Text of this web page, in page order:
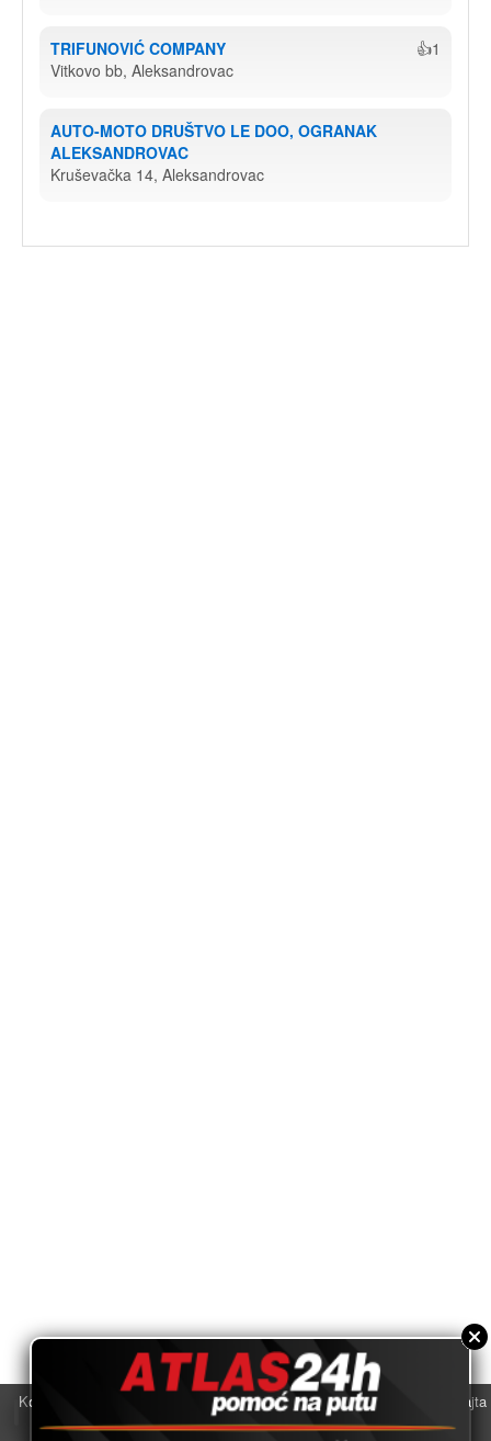
Koristimo kolačiće u svrhu boljeg korisničkog iskustva. Korišćenjem sajta
saglasni ste sa njihovom upotrebom.
TRIFUNOVIĆ COMPANY
👍1
Vitkovo bb, Aleksandrovac
AUTO-MOTO DRUŠTVO LE DOO, OGRANAK
ALEKSANDROVAC
Kruševačka 14, Aleksandrovac